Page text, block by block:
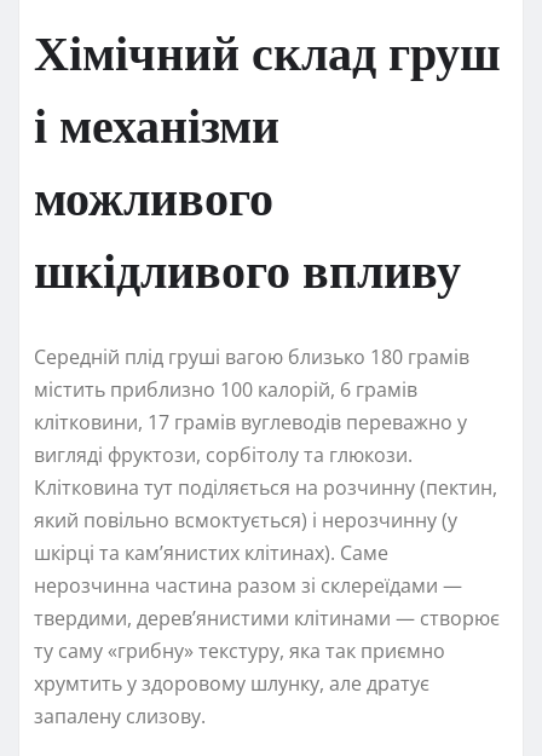
Хімічний склад груш
і механізми
можливого
шкідливого впливу
Середній плід груші вагою близько 180 грамів
містить приблизно 100 калорій, 6 грамів
клітковини, 17 грамів вуглеводів переважно у
вигляді фруктози, сорбітолу та глюкози.
Клітковина тут поділяється на розчинну (пектин,
який повільно всмоктується) і нерозчинну (у
шкірці та кам’янистих клітинах). Саме
нерозчинна частина разом зі склереїдами —
твердими, дерев’янистими клітинами — створює
ту саму «грибну» текстуру, яка так приємно
хрумтить у здоровому шлунку, але дратує
запалену слизову.